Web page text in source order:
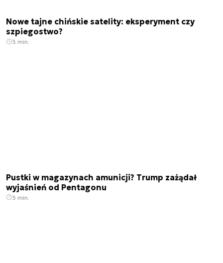
Nowe tajne chińskie satelity: eksperyment czy
szpiegostwo?
3 min.
Pustki w magazynach amunicji? Trump zażądał
wyjaśnień od Pentagonu
3 min.